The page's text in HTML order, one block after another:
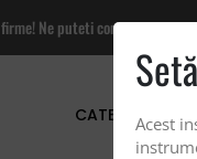
Ne puteti contacta
CATEGORIIAcest